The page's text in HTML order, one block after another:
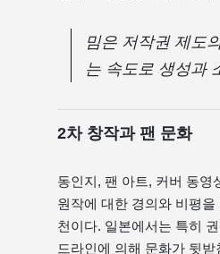
밈은 저작권 제도
는 속도로 생성과
2차 창작과 팬 문화
동인지, 팬 아트, 커버 동영
원작에 대한 경의와 비평을
천이다. 일본에서는 특히
드라인에 의해 문화가 뒷받